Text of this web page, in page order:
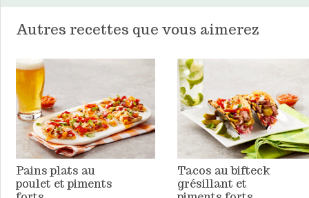
Autres recettes que vous aimerez
Pains plats au
poulet et piments
Tacos au bifteck
grésillant et